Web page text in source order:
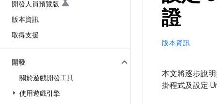
開發人員預覽版
版本資訊
取得支援
開發
關於遊戲開發工具
使用遊戲引擎
證
版本資訊
本文將逐步說
掛程式及設定